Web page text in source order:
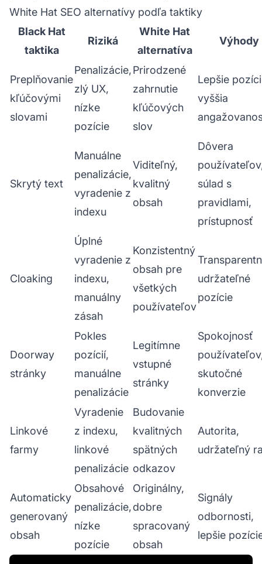
White Hat SEO alternatívy podľa taktiky
Black Hat
taktika
Riziká
White Hat
alternatíva
Výhody
Preplňovanie
kľúčovými
slovami
Penalizácie,
zlý UX,
nízke
pozície
Prirodzené
zahrnutie
kľúčových
slov
Lepšie
vyššia
Skrytý text
Manuálne
penalizácie,
vyradenie z
indexu
Viditeľný,
kvalitný
obsah
Dôvera
súlad s
pravidlami,
prístupnosť
Cloaking
Úplné
vyradenie z
indexu,
manuálny
zásah
Konzistentný
obsah pre
všetkých
používateľov
udržateľné
pozície
Doorway
stránky
Pokles
pozícií,
manuálne
penalizácie
Legitímne
vstupné
stránky
Spokojnosť
skutočné
konverzie
Linkové
farmy
Vyradenie
z indexu,
linkové
penalizácie
Budovanie
kvalitných
spätných
odkazov
Autorita,
udržateľný
Automaticky
generovaný
obsah
Obsahové
penalizácie,
nízke
pozície
Originálny,
dobre
spracovaný
obsah
Signály
odbornosti,
lepšie